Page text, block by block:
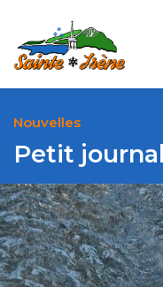
(Municipalité
Nouvelles
Petit